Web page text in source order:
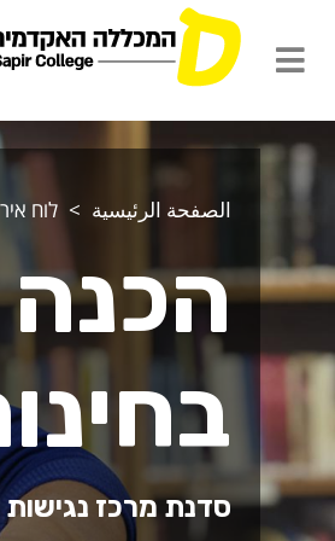
الصفحة الرئيسية לוח
סדנת מרכז נגישות